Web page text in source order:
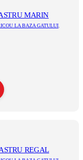
MARIN
LA BAZA GATULUI,
REGAL